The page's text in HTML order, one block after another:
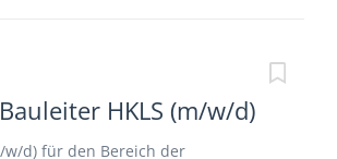
HKLS (m/w/d)
w/d) für den Bereich der